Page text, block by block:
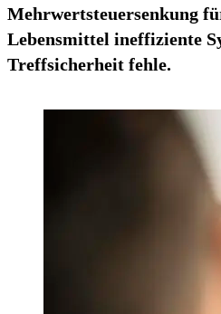
Mehrwertsteuersenkung
Lebensmittel ineffiziente
Treffsicherheit fehle.